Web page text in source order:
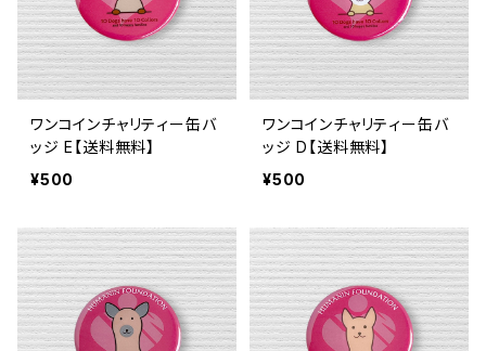
ワンコインチャリティー缶バ
ッジ E【送料無料】
¥500
ワンコインチャリティー缶バ
ッジ D【送料無料】
¥500